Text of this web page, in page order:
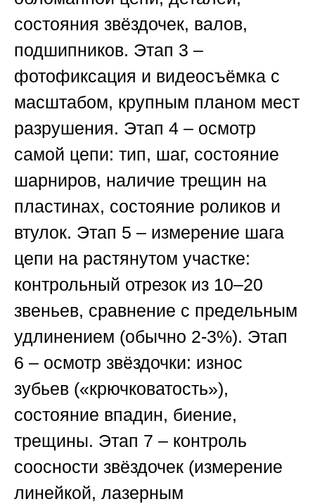
состояния звёздочек, валов,
подшипников. Этап 3 –
фотофиксация и видеосъёмка с
масштабом, крупным планом мест
разрушения. Этап 4 – осмотр
самой цепи: тип, шаг, состояние
шарниров, наличие трещин на
пластинах, состояние роликов и
втулок. Этап 5 – измерение шага
цепи на растянутом участке:
контрольный отрезок из 10–20
звеньев, сравнение с предельным
удлинением (обычно 2-3%). Этап
6 – осмотр звёздочки: износ
зубьев («крючковатость»),
состояние впадин, биение,
трещины. Этап 7 – контроль
соосности звёздочек (измерение
линейкой, лазерным